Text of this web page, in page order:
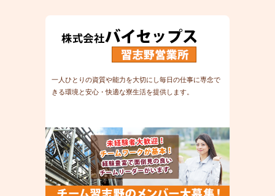
一人ひとりの資質や能力を大切にし毎日の仕事に専念で
きる環境と安心・快適な寮生活を提供します。